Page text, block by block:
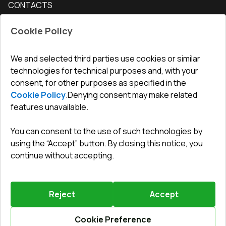
Interior doors
How to measure windows
For companies, cooperation
Conditions for returning goods
Guarantee
CONTACTS
undefined(undefined)
info@toptechnik.com.pl
Polityka prywatności
REGULAMIN
©2026.All right reserved.Powered byVitrager.com.
Report a problem?
Cookie Policy
We and selected third parties use cookies or similar
technologies for technical purposes and, with your
consent, for other purposes as specified in the
Cookie Policy.Denying consent may make related
features unavailable.
You can consent to the use of such technologies by
using the “Accept” button. By closing this notice, you
continue without accepting.
Reject Accept
Cookie Preference